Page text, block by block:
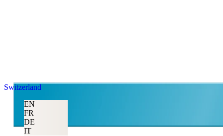
Switzerland
EN
FR
DE
IT